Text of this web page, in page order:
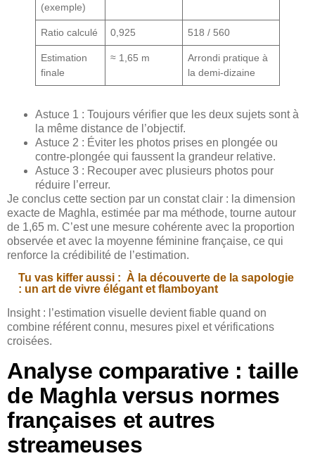
(exemple)
Ratio calculé 0,925 518 / 560
Estimation
finale
≈ 1,65 m
Arrondi pratique à
la demi-dizaine
Astuce 1 : Toujours vérifier que les deux sujets sont à
la même distance de l’objectif.
Astuce 2 : Éviter les photos prises en plongée ou
contre-plongée qui faussent la grandeur relative.
Astuce 3 : Recouper avec plusieurs photos pour
réduire l’erreur.
Je conclus cette section par un constat clair : la dimension
exacte de Maghla, estimée par ma méthode, tourne autour
de 1,65 m. C’est une mesure cohérente avec la proportion
observée et avec la moyenne féminine française, ce qui
renforce la crédibilité de l’estimation.
Tu vas kiffer aussi : À la découverte de la sapologie
: un art de vivre élégant et flamboyant
Insight : l’estimation visuelle devient fiable quand on
combine référent connu, mesures pixel et vérifications
croisées.
Analyse comparative : taille
de Maghla versus normes
françaises et autres
streameuses